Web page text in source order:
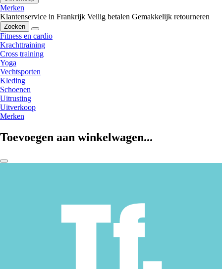
Merken
Klantenservice in Frankrijk Veilig betalen Gemakkelijk retourneren
Zoeken
Fitness en cardio
Krachttraining
Cross training
Yoga
Vechtsporten
Kleding
Schoenen
Uitrusting
Uitverkoop
Merken
Toevoegen aan winkelwagen...